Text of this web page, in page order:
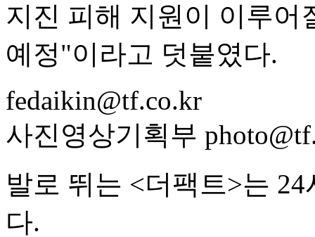
지진 피해 지원이 이루어
예정"이라고 덧붙였다.
fedaikin@tf.co.kr
사진영상기획부
발로 뛰는 <더팩트>는
다.